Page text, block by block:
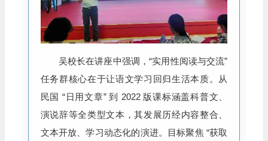
吴校长在讲座中强调，“实用性阅读与交流”
任务群核心在于让语文学习回归生活本质。从
民国 “日用文章” 到 2022 版课标涵盖科普文、
演说辞等全类型文本，其发展历经内容整合、
文本开放、学习动态化的演进。目标聚焦 “获取